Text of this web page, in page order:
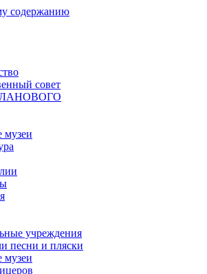
содержанию
совет
музеи
учреждения
песни и пляски
музеи